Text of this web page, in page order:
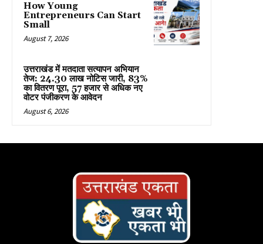
How Young
Entrepreneurs Can Start
Small
August 7, 2026
उत्तराखंड में मतदाता सत्यापन अभियान
तेज: 24.30 लाख नोटिस जारी, 83%
का वितरण पूरा, 57 हजार से अधिक नए
वोटर पंजीकरण के आवेदन
August 6, 2026